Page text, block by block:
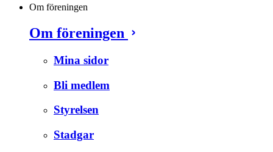
Om föreningen
Om föreningen
Mina sidor
Bli medlem
Styrelsen
Stadgar